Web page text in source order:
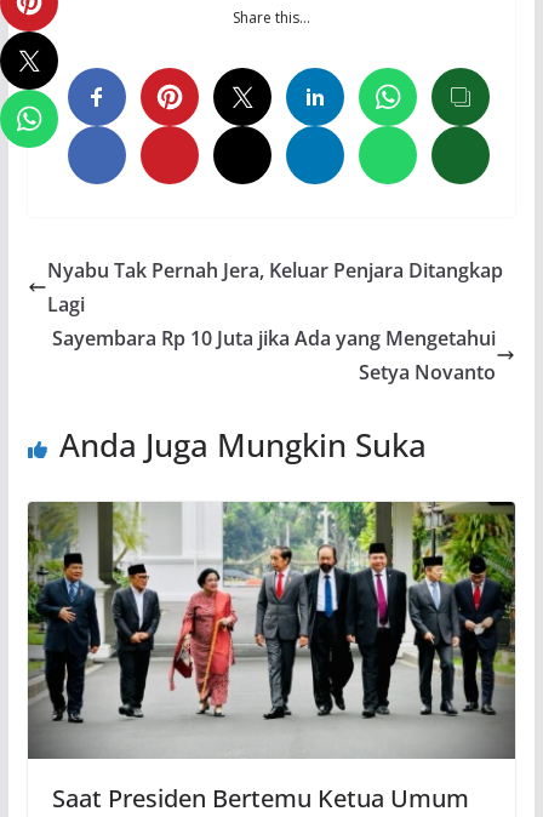
Share this…
Nyabu Tak Pernah Jera, Keluar Penjara Ditangkap
Lagi
Sayembara Rp 10 Juta jika Ada yang Mengetahui
Setya Novanto
Anda Juga Mungkin Suka
Saat Presiden Bertemu Ketua Umum